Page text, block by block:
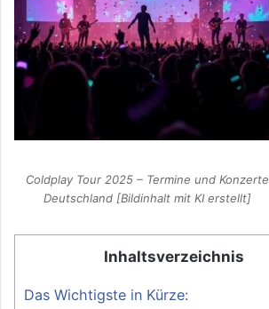
Coldplay Tour 2025 – Termine und Konzerte
Deutschland [Bildinhalt mit KI erstellt]
Inhaltsverzeichnis
Das Wichtigste in Kürze: